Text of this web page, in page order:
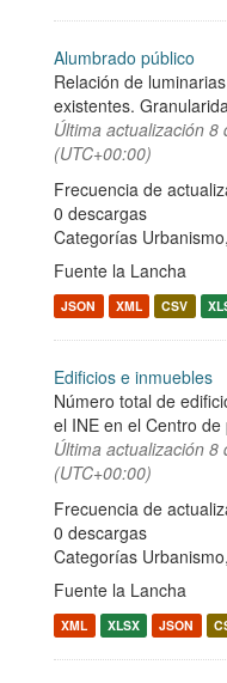
Alumbrado público
Relación de
existentes.
Última actualización 8
(UTC+00:00)
Frecuencia de
0 descargas
Categorías
Fuente la Lancha
JSON XML CSV
Edificios e inmuebles
Número total de
el INE en el Centro
Última actualización 8
(UTC+00:00)
Frecuencia de
0 descargas
Categorías
Fuente la Lancha
XML XLSX JSON